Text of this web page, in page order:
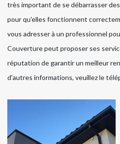
très important de se débarrasser
pour qu'elles fonctionnent
vous adresser à un professionnel
Couverture peut proposer ses
réputation de garantir un meilleur
d'autres informations, veuillez le